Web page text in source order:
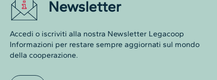
Newsletter
Accedi o iscriviti alla nostra Newsletter Legacoop
Informazioni per restare sempre aggiornati sul mondo
della cooperazione.